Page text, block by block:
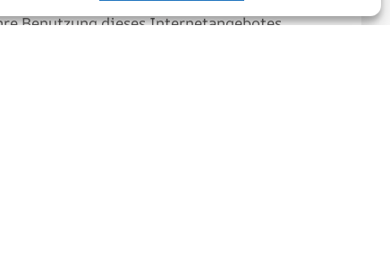
Benutzung dieses Internetangebotes